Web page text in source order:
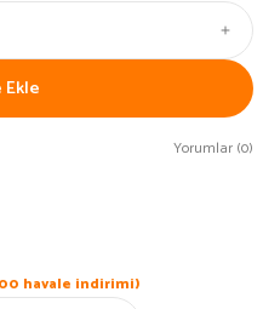
Yorumlar (0)
havale indirimi)